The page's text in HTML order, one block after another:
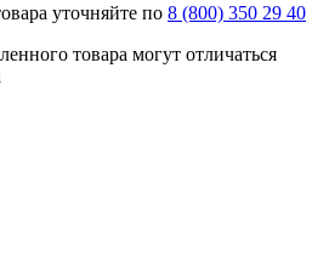
уточняйте по 8 (800) 350 29 40
товара могут отличаться